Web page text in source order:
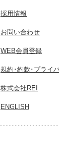
採用情報
お問い合わせ
WEB会員登録
規約･約款･プライ
株式会社REI
ENGLISH